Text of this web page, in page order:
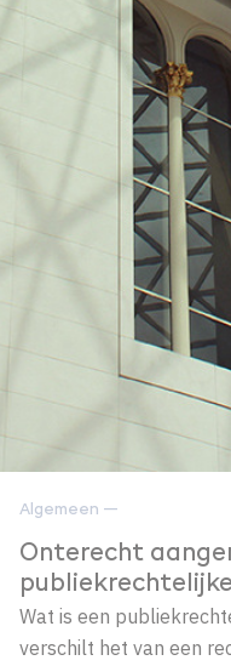
Algemeen —
Onterecht
Wat is een
verschilt het van een